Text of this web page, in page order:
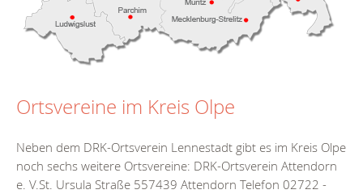
Ortsvereine im Kreis Olpe
Neben dem DRK-Ortsverein Lennestadt gibt es im Kreis Olpe
noch sechs weitere Ortsvereine: DRK-Ortsverein Attendorn
e. V.St. Ursula Straße 557439 Attendorn Telefon 02722 -